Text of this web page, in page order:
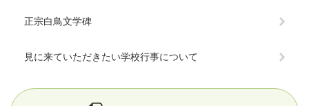
正宗白鳥文学碑
見に来ていただきたい学校行事について